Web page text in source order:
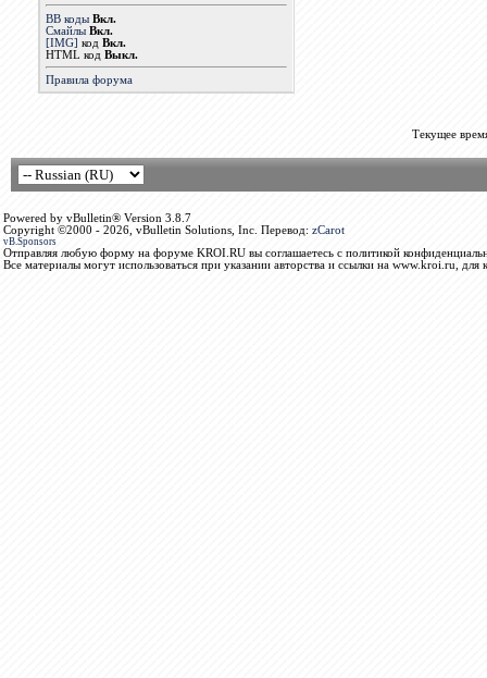
BB коды Вкл.
Смайлы Вкл.
[IMG] код Вкл.
HTML код Выкл.
Правила форума
Текущее
Powered by vBulletin® Version 3.8.7
Copyright ©2000 - 2026, vBulletin Solutions, Inc. Перевод: zCarot
vB.Sponsors
Отправляя любую форму на форуме KROI.RU вы соглашаетесь с политикой
Все материалы могут использоваться при указании авторства и ссылки на www.kroi.ru, для